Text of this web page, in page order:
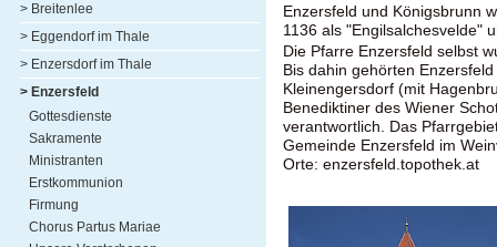
> Breitenlee
> Eggendorf im Thale
> Enzersdorf im Thale
> Enzersfeld
Gottesdienste
Sakramente
Ministranten
Erstkommunion
Firmung
Chorus Partus Mariae
Enzersfeld und Königsbrunn
1136 als "Engilsalchesvelde"
Die Pfarre Enzersfeld selbst
Bis dahin gehörten
Kleinengersdorf (mit
Benediktiner des Wiener
verantwortlich. Das
Gemeinde Enzersfeld im
Orte: enzersfeld.topothek.at